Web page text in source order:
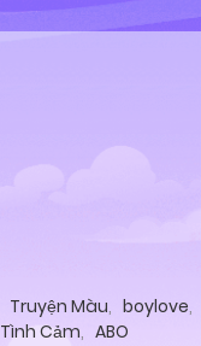
Truyện Màu, boylove,
Tình Cảm, ABO